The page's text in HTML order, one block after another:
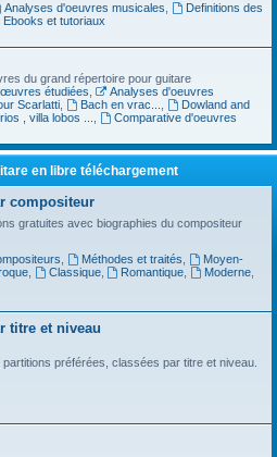
Analyses d'oeuvres musicales
Definitions des
Ebooks et tutoriaux
du grand répertoire pour guitare
étudiées
Analyses d'oeuvres
Scarlatti, Bach en vrac...
Dowland and
, villa lobos ...
Comparative d'oeuvres
en libre téléchargement
compositeur
gratuites avec biographies du compositeur
Méthodes et traités
Moyen-
, Classique, Romantique Moderne
titre et niveau
préférées, classées par titre et niveau.